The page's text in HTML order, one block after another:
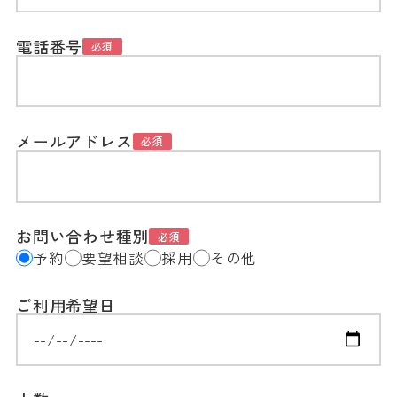
電話番号 必須
メールアドレス 必須
お問い合わせ種別 必須
予約 要望相談 採用 その他
ご利用希望日